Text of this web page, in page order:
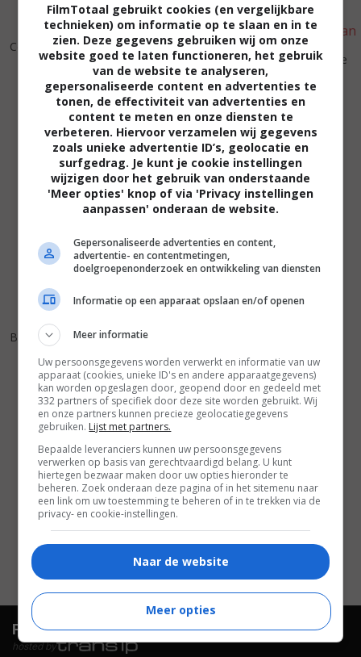
5,4
Century Hotel (2001) 4,5
Darkman III: Die Darkman Die
(1996)
1
Boulevard (1994)
FilmTotaal.Hét online filmoverzicht.
hosted by
FilmTotaal gebruikt cookies (en vergelijkbare
technieken) om informatie op te slaan en in te
zien. Deze gegevens gebruiken wij om onze
website goed te laten functioneren, het gebruik
van de website te analyseren,
gepersonaliseerde content en advertenties te
tonen, de effectiviteit van advertenties en
content te meten en onze diensten te
verbeteren. Hiervoor verzamelen wij gegevens
zoals unieke advertentie ID’s, geolocatie en
surfgedrag. Je kunt je cookie instellingen
wijzigen door het gebruik van onderstaande
'Meer opties' knop of via 'Privacy instellingen
aanpassen' onderaan de website.
Gepersonaliseerde advertenties en content,
advertentie- en contentmetingen,
doelgroepenonderzoek en ontwikkeling van diensten
Informatie op een apparaat opslaan en/of openen
Meer informatie
Uw persoonsgegevens worden verwerkt en informatie van uw
apparaat (cookies, unieke ID's en andere apparaatgegevens)
kan worden opgeslagen door, geopend door en gedeeld met
332 partners of specifiek door deze site worden gebruikt. Wij
en onze partners kunnen precieze geolocatiegegevens
gebruiken. Lijst met partners.
Bepaalde leveranciers kunnen uw persoonsgegevens
verwerken op basis van gerechtvaardigd belang. U kunt
hiertegen bezwaar maken door uw opties hieronder te
beheren. Zoek onderaan deze pagina of in het sitemenu naar
een link om uw toestemming te beheren of in te trekken via de
privacy- en cookie-instellingen.
Naar de website
Meer opties